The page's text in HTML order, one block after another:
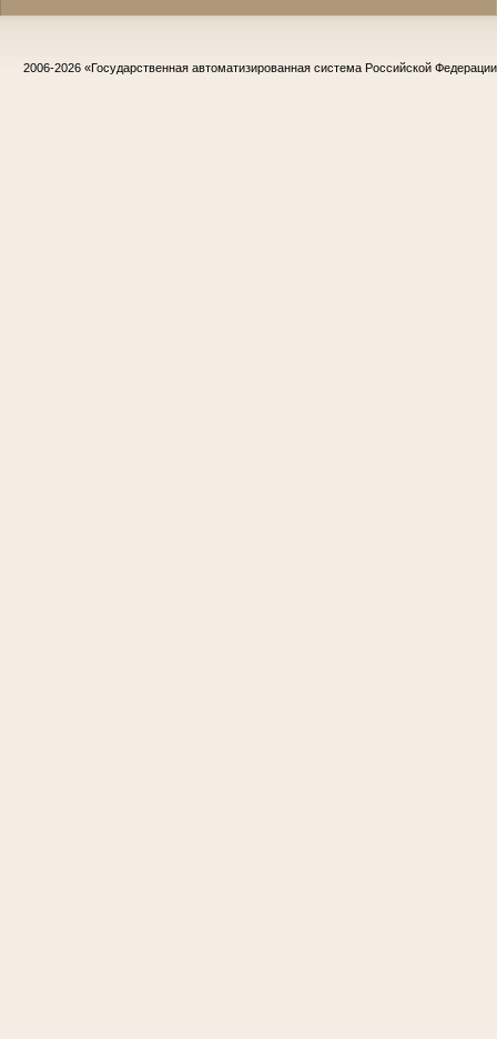
2006-2026 «Государственная автоматизированная система Российской